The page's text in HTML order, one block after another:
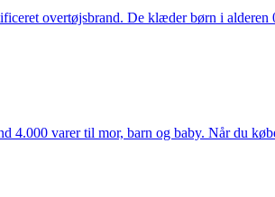
overtøjsbrand. De klæder børn i
4.000 varer til mor, barn og baby. Når du